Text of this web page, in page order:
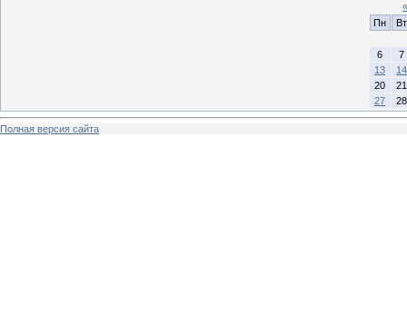
«
Пн
Вт
6
7
13
14
20
21
27
28
Полная версия сайта